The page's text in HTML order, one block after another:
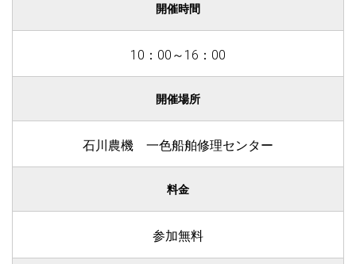
開催時間
10：00～16：00
開催場所
石川農機 一色船舶修理センター
料金
参加無料